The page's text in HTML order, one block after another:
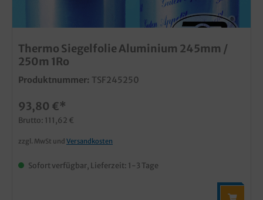
Thermo Siegelfolie Aluminium 245mm /
250m 1Ro
Produktnummer: TSF245250
93,80 €*
Brutto: 111,62 €
zzgl. MwSt und Versandkosten
Sofort verfügbar, Lieferzeit: 1-3 Tage